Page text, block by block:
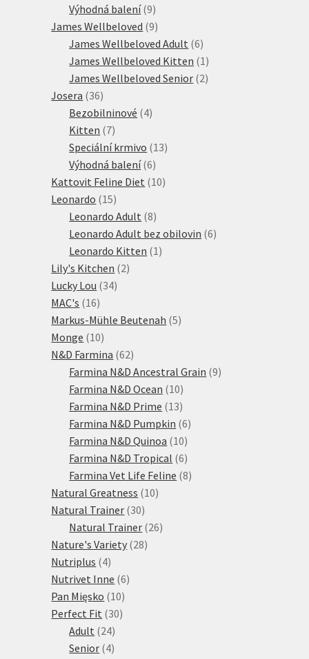
produktů
Výhodná balení 99
produktů
James Wellbeloved 99
produktů
James Wellbeloved Adult 66
produktů
James Wellbeloved Kitten 1 1
produkt
James Wellbeloved Senior 22
Josera 3636
produktů
Bezobilninové 44
Kitten 77
produktů
Speciální krmivo 1313
Výhodná balení 66
produktů
Kattovit Feline Diet 1010
Leonardo 1515
produktů
Leonardo Adult 88
produktů
Leonardo Adult bez obilovin 66
Leonardo Kitten 1 1
Lily's Kitchen 22
Lucky Lou 3434
MAC's 1616
produktů
Markus-Mühle Beutenah 55
Monge 1010
produktů
N&D Farmina 6262
produktů
Farmina N&D Ancestral Grain 99
Farmina N&D Ocean 1010
produktů
Farmina N&D Prime 1313
produktů
Farmina N&D Pumpkin 66
Farmina N&D Quinoa 1010
produktů
Farmina N&D Tropical 66
produktů
Farmina Vet Life Feline 88
Natural Greatness 1010
Natural Trainer 3030
produktů
Natural Trainer 2626
Nature's Variety 2828
Nutriplus 44
produkty
Nutrivet Inne 66
Pan Mięsko 1010
produktů
Perfect Fit 3030
Adult 2424
produktů
Senior 44